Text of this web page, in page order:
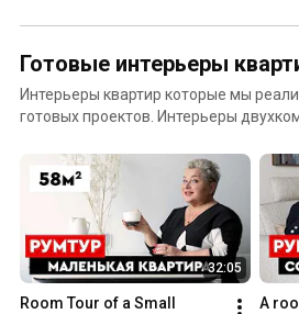
Готовые интерьеры
Интерьеры квартир которые мы
готовых проектов. Интерьеры
32:05
Room Tour of a Small
A